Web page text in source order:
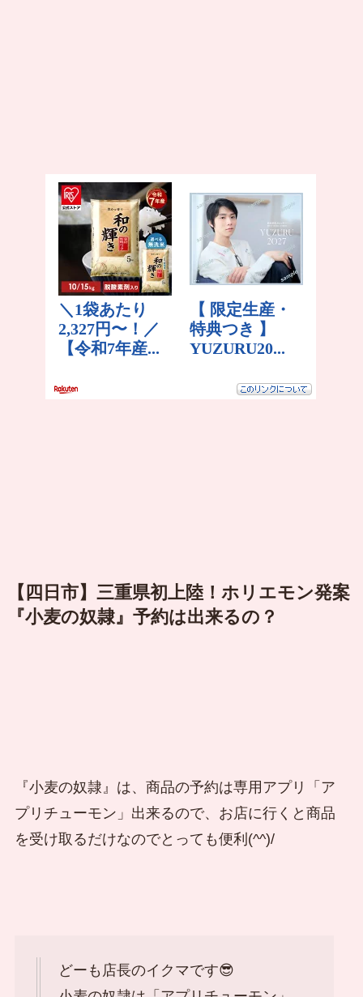
【四日市】三重県初上陸！ホリエモン発案
『小麦の奴隷』予約は出来るの？
『小麦の奴隷』は、商品の予約は専用アプリ「ア
プリチューモン」出来るので、お店に行くと商品
を受け取るだけなのでとっても便利(^^)/
どーも店長のイクマです😎